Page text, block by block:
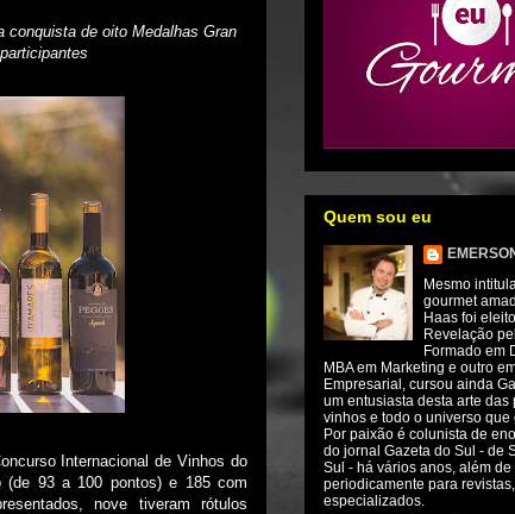
conquista de oito Medalhas Gran
Internacional de Vinhos do
(de 93 a 100 pontos) e 185 com
nove tiveram rótulos
Quem sou eu
Mesmo
gourmet
Haas foi
Revelação
Formado em
MBA em Marketing e outro
Empresarial, cursou ainda
um entusiasta desta arte das
vinhos e todo o universo que
Por paixão é colunista de
do jornal Gazeta do Sul - de
Sul - há vários anos, além de
periodicamente para
especializados.